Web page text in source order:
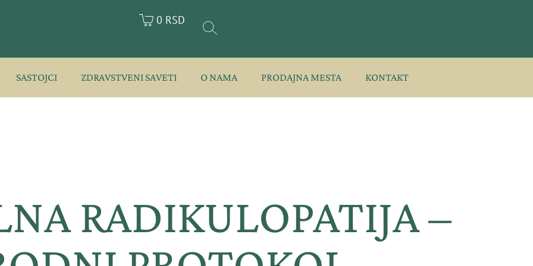
0 RSD
SASTOJCI ZDRAVSTVENI SAVETI O NAMA PRODAJNA MESTA KONTAKT
RADIKULOPATIJA –